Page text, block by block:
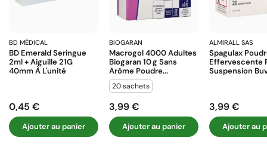
BD MÉDICAL
BD Emerald Seringue
2ml + Aiguille 21G
40mm À L'unité
Prix
0,45 €
Ajouter au panier
BIOGARAN
Macrogol 4000 Adultes
Biogaran 10 G Sans
Arôme Poudre...
20 sachets
Prix
3,99 €
Ajouter au panier
ALMIRALL SAS
Spagulax
Effervescente
Suspension
Prix
3,99 €
Ajouter au